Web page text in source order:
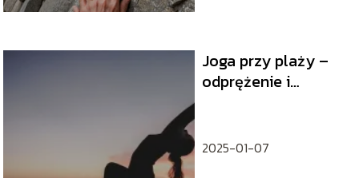
Joga przy plaży –
odprężenie i
2025-01-07